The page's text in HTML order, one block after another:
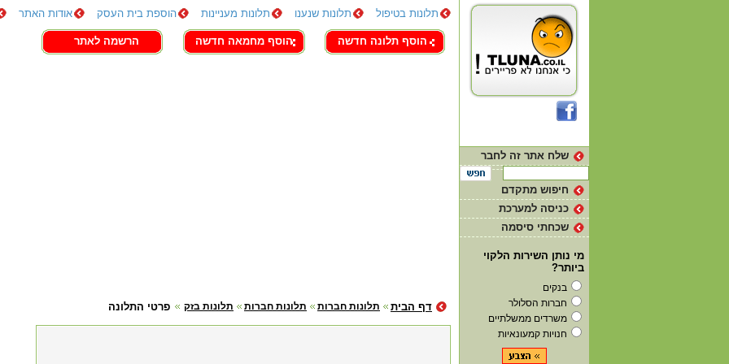
תלונות בטיפול תלונות שנענו תלונות מעניינות הוספת בית העסק אודות האתר
צור קשר
הוסף תלונה חדשה הוסף מחמאה חדשה הרשמה לאתר
פרטי התלונה תלונות בזק תלונות חברות תלונות חברות דף הבית
שלח אתר זה לחבר
חיפוש מתקדם
כניסה למערכת
שכחתי סיסמה
מי נותן השירות הלקוי
ביותר?
בנקים
חברות הסלולר
משרדים ממשלתיים
חנויות קמעונאיות